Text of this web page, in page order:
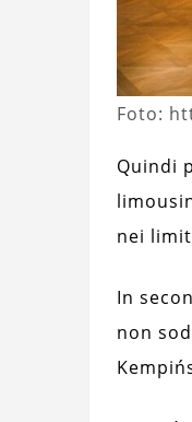
Foto:
Quindi
nei
In
non